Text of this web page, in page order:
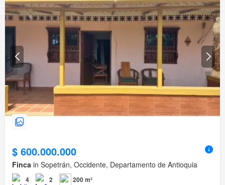
$ 600.000.000
Finca in Sopetrán, Occidente, Departamento de Antioquia
4 2 200 m²